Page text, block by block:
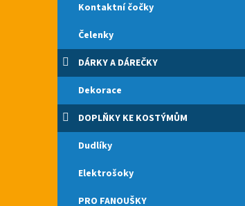
Kontaktní čočky
Čelenky
DÁRKY A DÁREČKY
Dekorace
DOPLŇKY KE KOSTÝMŮM
Dudlíky
Elektrošoky
PRO FANOUŠKY